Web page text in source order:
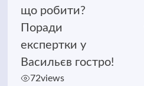
що робити?
Поради
експертки у
Васильєв гостро!
72views